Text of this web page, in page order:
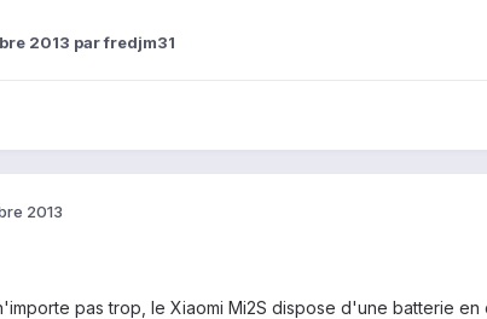
2013 par fredjm31
2013
pas trop, le Xiaomi Mi2S dispose d'une batterie